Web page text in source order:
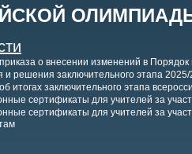
о внесении изменений в
и решения заключительного этапа 2025/
итогах заключительного этапа
сертификаты для учителей за
сертификаты для учителей за